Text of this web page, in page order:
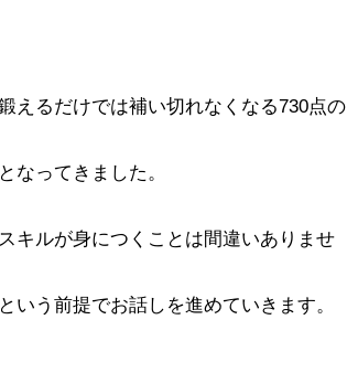
えるだけでは補い切れなくなる730点の
なってきました。
キルが身につくことは間違いありませ
いう前提でお話しを進めていきます。